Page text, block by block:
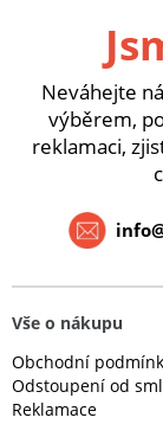
Neváhejte
výběrem,
reklamaci,
Vše o nákupu
Obchodní
Odstoupení od
Reklamace